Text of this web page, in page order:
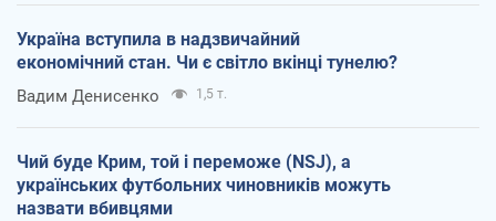
Україна вступила в надзвичайний
економічний стан. Чи є світло вкінці тунелю?
Вадим Денисенко 1,5 т.
Чий буде Крим, той і переможе (NSJ), а
українських футбольних чиновників можуть
назвати вбивцями